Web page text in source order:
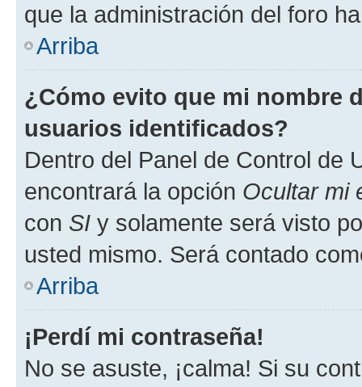
que la administración del foro
Arriba
¿Cómo evito que mi nombre
usuarios identificados?
Dentro del Panel de Control de
encontrará la opción Ocultar mi
con SI y solamente será visto
usted mismo. Será contado
Arriba
¡Perdí mi contraseña!
No se asuste, ¡calma! Si su